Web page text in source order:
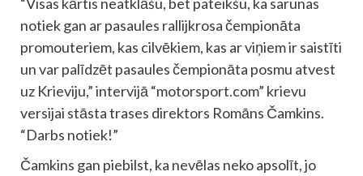
notiek gan ar pasaules rallijkrosa čempionāta
promouteriem, kas cilvēkiem, kas ar viņiem ir saistīti
un var palīdzēt pasaules čempionāta posmu atvest
uz Krieviju,” intervijā “motorsport.com” krievu
versijai stāsta trases direktors Romāns Čamkins.
“Darbs notiek!”
Čamkins gan piebilst, ka nevēlas neko apsolīt, jo